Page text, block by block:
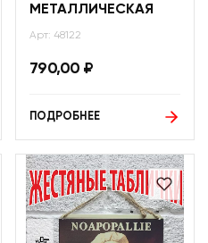
МЕТАЛЛИЧЕСКАЯ
Арт: 48122
790,00 ₽
ПОДРОБНЕЕ